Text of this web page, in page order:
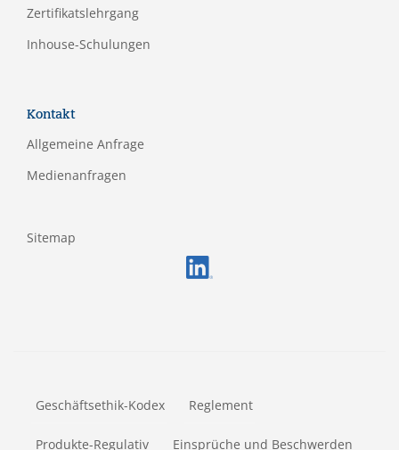
Zertifikatslehrgang
Inhouse-Schulungen
Kontakt
Allgemeine Anfrage
Medienanfragen
Sitemap
Geschäftsethik-Kodex Reglement
Produkte-Regulativ Einsprüche und Beschwerden